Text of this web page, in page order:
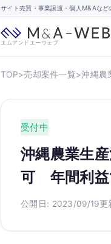
サイト売買・事業譲渡・個人M&Aな
エムアンドエーウェブ
TOP>売却案件一覧>沖縄
受付中
沖縄農業生
可 年間利益
公開日: 2023/09/19更